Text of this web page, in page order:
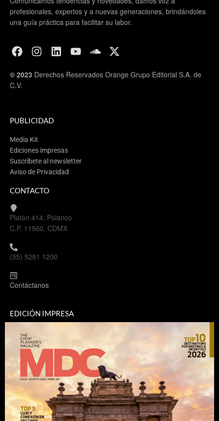
profesionales, expertos y a nuevas generaciones, brindándoles
una guía práctica para facilitar su labor.
© 2023 Derechos Reservados Orange Grupo Editorial S.A. de
C.V.
PUBLICIDAD
Media Kit
Ediciones impresas
Suscríbete al newsletter
Aviso de Privacidad
CONTACTO
Platón 414, Polanco
C.P. 11560, CDMX
(55) 5281 1200
Contáctanos
EDICIÓN IMPRESA